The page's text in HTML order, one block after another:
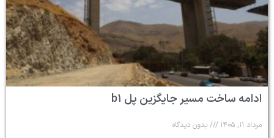
ادامه ساخت مسیر جایگزین پل b۱
مرداد ۱۱, ۱۴۰۵ بدون دیدگاه